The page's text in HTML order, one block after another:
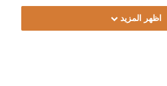
على رسول الله، وعلى آله وصحبه ومن
اظهر المزيد